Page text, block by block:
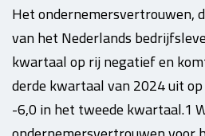
Het ondernemersvertrouwen,
van het Nederlands
kwartaal op rij negatief en
derde kwartaal van 2024 uit
-6,0 in het tweede kwartaal.1